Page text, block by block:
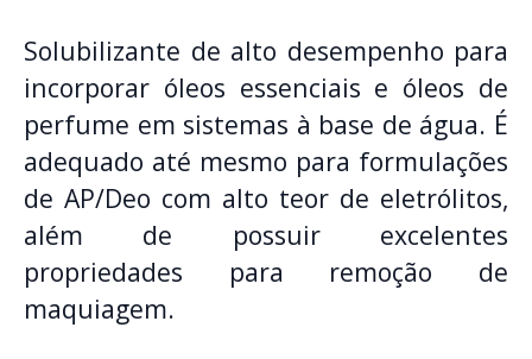
Solubilizante de alto desempenho para
incorporar óleos essenciais e óleos de
perfume em sistemas à base de água. É
adequado até mesmo para formulações
de AP/Deo com alto teor de eletrólitos,
além de possuir excelentes
propriedades para remoção de
maquiagem.